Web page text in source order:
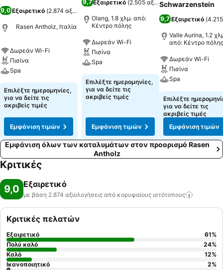
9,0Εξαιρετικό (2.874 αξιολογήσεις
Rasen Antholz, Ιταλία
Δωρεάν Wi-Fi
Πισίνα
Spa
Επιλέξτε ημερομηνίες,
για να δείτε τις
ακριβείς τιμές
Εμφάνιση τιμών
9,7Εξαιρετικό (2.505 αξιολογήσεις)
Olang, 1.8 χλμ. από:
Κέντρο πόλης
Δωρεάν Wi-Fi
Πισίνα
Spa
Επιλέξτε ημερομηνίες,
για να δείτε τις
ακριβείς τιμές
Εμφάνιση τιμών
Schwarzenstein
9,7 Εξαιρετικό (
Valle Aurina, 1.2
από: Κέντρο πόλης
Δωρεάν Wi-Fi
Πισίνα
Spa
Επιλέξτε
για να δείτε τις
ακριβείς τιμές
Εμφάνιση τιμών
Εμφάνιση όλων των καταλυμάτων στον προορισμό Rasen
Antholz
Κριτικές
9,0 Εξαιρετικό
με βάση 2.874 αξιολογήσεις από κορυφαίους ιστότοπους
Κριτικές πελατών
Εξαιρετικό 61%
Πολύ καλό
24%
Καλό
12%
Ικανοποιητικό
2%